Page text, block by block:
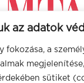
az adatok
fokozása, a
sütiket